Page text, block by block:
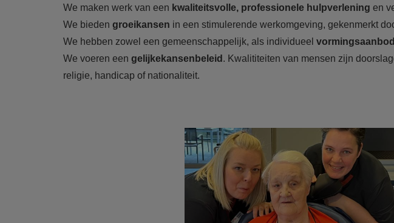
We maken werk van een kwaliteitsvolle, professionele hulpverlening en
We bieden groeikansen in een stimulerende werkomgeving, gekenmerkt
We hebben zowel een gemeenschappelijk, als individueel vormingsaanbod
We voeren een gelijkekansenbeleid . Kwalititeiten van mensen zijn
religie, handicap of nationaliteit.